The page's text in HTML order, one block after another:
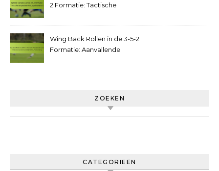
2 Formatie: Tactische
Wing Back Rollen in de 3-5-2
Formatie: Aanvallende
ZOEKEN
CATEGORIEËN